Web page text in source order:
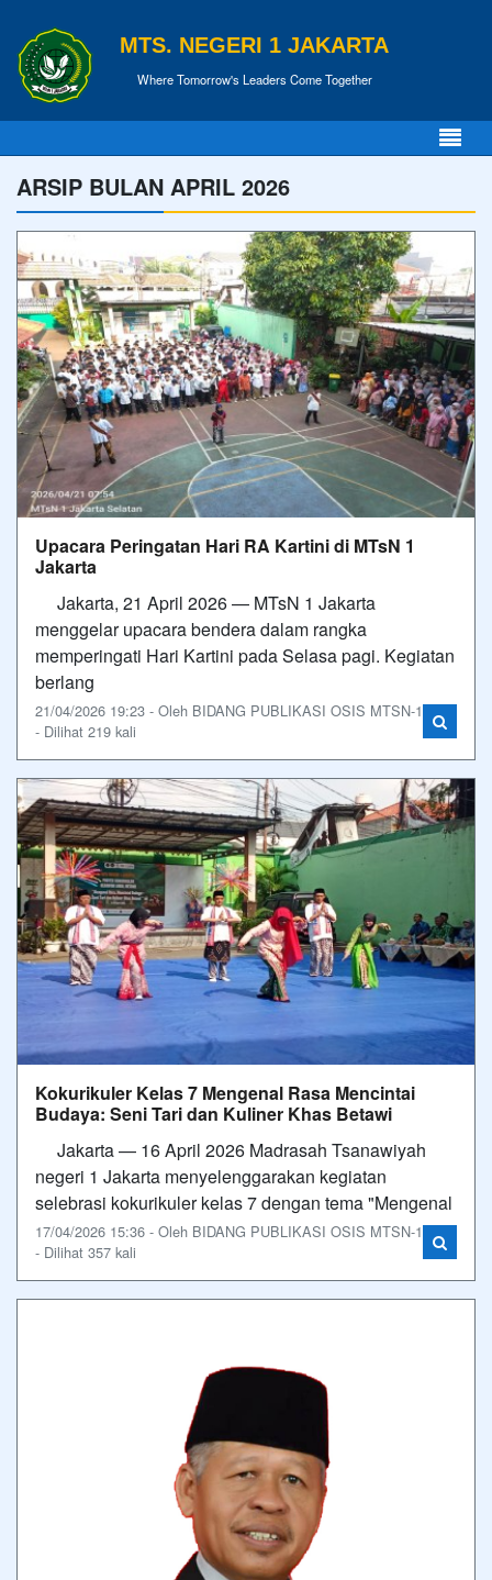
MTS. NEGERI 1 JAKARTA
Where Tomorrow's Leaders Come Together
ARSIP BULAN APRIL 2026
Upacara Peringatan Hari RA Kartini di MTsN 1
Jakarta
Jakarta, 21 April 2026 — MTsN 1 Jakarta
menggelar upacara bendera dalam rangka
memperingati Hari Kartini pada Selasa pagi. Kegiatan
berlang
21/04/2026 19:23 - Oleh BIDANG PUBLIKASI OSIS MTSN-1
- Dilihat 219 kali
Kokurikuler Kelas 7 Mengenal Rasa Mencintai
Budaya: Seni Tari dan Kuliner Khas Betawi
Jakarta — 16 April 2026 Madrasah Tsanawiyah
negeri 1 Jakarta menyelenggarakan kegiatan
selebrasi kokurikuler kelas 7 dengan tema "Mengenal
17/04/2026 15:36 - Oleh BIDANG PUBLIKASI OSIS MTSN-1
- Dilihat 357 kali